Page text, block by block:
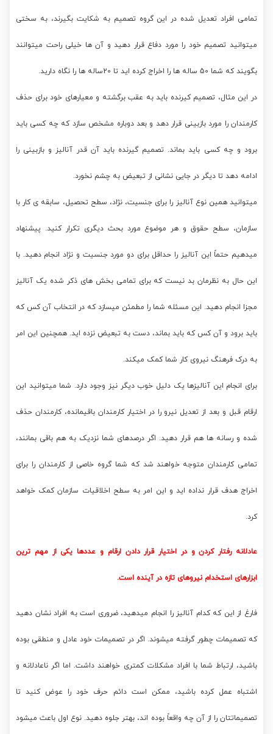
تمامی افراد تعدیل شده در این گروه تصمیم به شکایت بگیرند، به سختی
میتوانید تصمیم خود را مورد دفاع قرار دهید و آن ها خیلی راحت میتوانند
بگویند که شما 50 ساله ها را اخراج کرده اید تا 20ساله ها را نگاه دارید.
در این مثال، تصمیم کیرنده باید به عقب برگشته و معیارهای خود برای حذف
کارمندان را مورد بازبینی قرار دهد و بعد دوباره مشخص سازد که چه کسی باید
برود و چه کسی باید بماند. تصمیم گیرنده باید آن قدر آنالیز و بازبینی را
ادامه دهد تا دیگر در جایی نشانی از تبعیض به چشم نخورد.
میتوانید همین نوع آنالیز را برای جنسیت، نژاد، سطح تحصیل، سابقه ی کار با
سازمان، سطح حقوق و هر موضوع مورد بحث دیگری تکرار کنید. پیشنهاد
میدهیم حتماً این آنالیز را حداقل برای دو مورد جنسیت و نژاد انجام دهید. با
این حال به نظرمان بد نیست که برای تمامی بخش های ذکر شده یک آنالیز
مجزا انجام دهید. این مسئله شما را مطمئن میسازد که در انتخاب آن کس که
باید برود و آن کس که باید بماند، دست به تبعیض نزده اید. همچنین این امر
به درک فرهنگ نیروی کار شما کمک میکند.
برای انجام این آنالیزها یک دلیل خوب دیگر نیز وجود دارد. شما میتوانید این
ارقام قبل و بعد از تعدیل نیرو را در اختیار کارمندان باقیمانده، کارمندان حذف
شده و رسانه ها هم قرار دهید. اگر درصدهای شما نزدیک به هم باقی بمانند،
تمامی کارمندان متوجه خواهند شد که شما گروه خاصی از کارمندان را برای
اخراج هدف قرار نداده اید و این امر به سطح اخلاقیات سازمان کمک خواهد
کرد.
عادلانه رفتار کردن و در اختیار قرار دادن ارقام و عددها یکی از مهم ترین
ابزارهای استخدام نیروهای تازه در آینده است.
فارغ از این که کدام آنالیز را انجام میدهید، ضروری است به افراد نشان دهید
که تصمیمات چطور گرفته میشوند. اگر در تصمیمات خود عادل و منطقی بوده
باشید، ارتباط شما با افراد مشکلات کمتری خواهند داشت. اما اگر ناعادلانه و
اشتباه عمل کرده باشید، ممکن است دائم حرف خود را عوض کنید تا
تصمیماتتان را از آن چه واقعاً بوده اند، بهتر جلوه دهید. نوع اول باعث میشود